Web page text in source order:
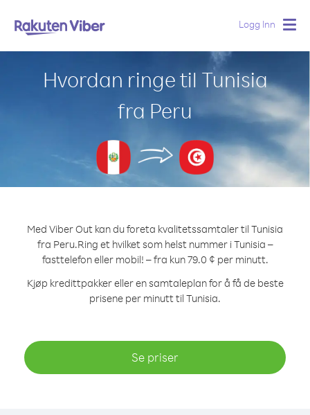
Logg Inn
Hvordan ringe til Tunisia
fra Peru
Med Viber Out kan du foreta kvalitetssamtaler til Tunisia
fra Peru.Ring et hvilket som helst nummer i Tunisia –
fasttelefon eller mobil! – fra kun 79.0 ¢ per minutt.
Kjøp kredittpakker eller en samtaleplan for å få de beste
prisene per minutt til Tunisia.
Se priser